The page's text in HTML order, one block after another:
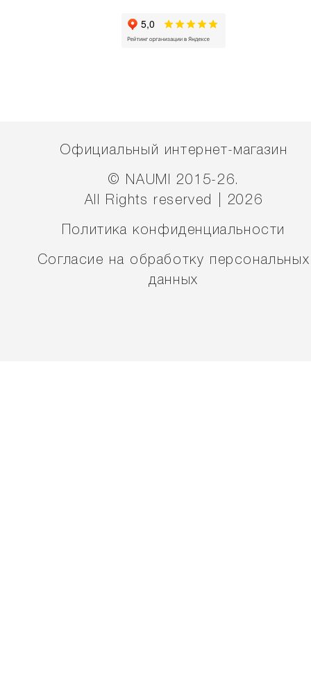
Официальный интернет-магазин
© NAUMI 2015-26.
All Rights reserved | 2026
Политика конфиденциальности
Согласие на обработку персональных
данных